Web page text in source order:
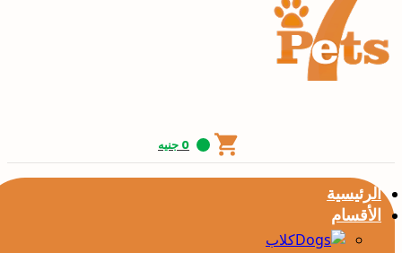
0 جنيه
الرئيسية
الأقسام
كلاب